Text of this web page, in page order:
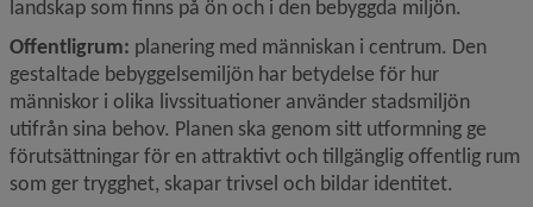
landskap som finns på ön och i den bebyggda miljön.
Offentligrum: planering med människan i centrum. Den
gestaltade bebyggelsemiljön har betydelse för hur
människor i olika livssituationer använder stadsmiljön
utifrån sina behov. Planen ska genom sitt utformning ge
förutsättningar för en attraktivt och tillgänglig offentlig rum
som ger trygghet, skapar trivsel och bildar identitet.